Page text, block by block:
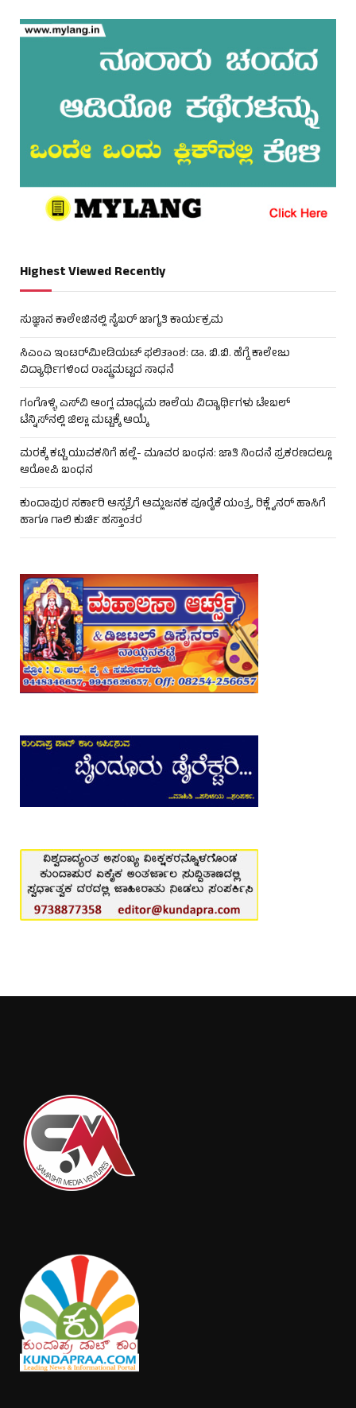
Highest Viewed Recently
ಸುಜ್ಞಾನ ಕಾಲೇಜಿನಲ್ಲಿ ಸೈಬರ್ ಜಾಗೃತಿ ಕಾರ್ಯಕ್ರಮ
ಸಿಎಂಎ ಇಂಟರ್‌ಮೀಡಿಯಟ್ ಫಲಿತಾಂಶ: ಡಾ. ಬಿ.ಬಿ. ಹೆಗ್ಡೆ ಕಾಲೇಜು
ವಿದ್ಯಾರ್ಥಿಗಳಿಂದ ರಾಷ್ಟ್ರಮಟ್ಟದ ಸಾಧನೆ
ಗಂಗೊಳ್ಳಿ ಎಸ್‌ವಿ ಆಂಗ್ಲ ಮಾಧ್ಯಮ ಶಾಲೆಯ ವಿದ್ಯಾರ್ಥಿಗಳು ಟೇಬಲ್‌
ಟೆನ್ನಿಸ್‌ನಲ್ಲಿ ಜಿಲ್ಲಾ ಮಟ್ಟಕ್ಕೆ ಆಯ್ಕೆ
ಮರಕ್ಕೆ ಕಟ್ಟಿ ಯುವಕನಿಗೆ ಹಲ್ಲೆ- ಮೂವರ ಬಂಧನ: ಜಾತಿ ನಿಂದನೆ ಪ್ರಕರಣದಲ್ಲೂ
ಆರೋಪಿ ಬಂಧನ
ಕುಂದಾಪುರ ಸರ್ಕಾರಿ ಆಸ್ಪತ್ರೆಗೆ ಆಮ್ಲಜನಕ ಪೂರೈಕೆ ಯಂತ್ರ, ರಿಕ್ಲೈನರ್ ಹಾಸಿಗೆ
ಹಾಗೂ ಗಾಲಿ ಕುರ್ಚಿ ಹಸ್ತಾಂತರ